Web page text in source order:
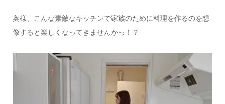
奥様、こんな素敵なキッチンで家族のために料理を作るのを想
像すると楽しくなってきませんかっ！？